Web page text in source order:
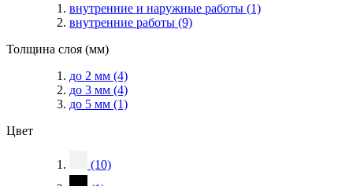
внутренние и наружные работы (1)
внутренние работы (9)
Толщина слоя (мм)
до 2 мм (4)
до 3 мм (4)
до 5 мм (1)
Цвет
(10)